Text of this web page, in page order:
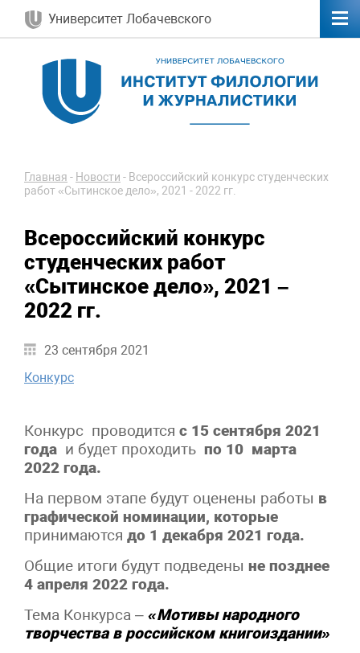
Университет Лобачевского
Главная - Новости - Всероссийский конкурс студенческих
работ «Сытинское дело», 2021 - 2022 гг.
Всероссийский конкурс
студенческих работ
«Сытинское дело», 2021 –
2022 гг.
23 сентября 2021
Конкурс
Конкурс проводится с 15 сентября 2021
года и будет проходить по 10 марта
2022 года.
На первом этапе будут оценены работы в
графической номинации, которые
принимаются до 1 декабря 2021 года.
Общие итоги будут подведены не позднее
4 апреля 2022 года.
Тема Конкурса – «Мотивы народного
творчества в российском книгоиздании»